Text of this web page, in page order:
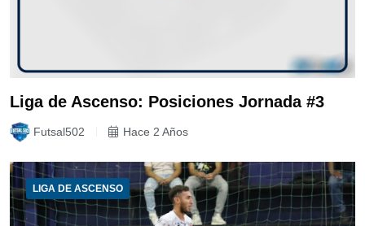
Liga de Ascenso: Posiciones Jornada #3
Futsal502 Hace 2 Años
LIGA DE ASCENSO